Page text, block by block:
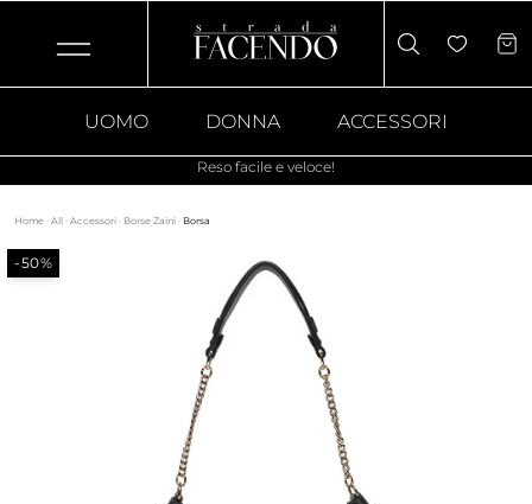
UOMO DONNA ACCESSORI
Reso facile e veloce!
Home · All · Accessori · Borse Zaini · Borsa
-50%